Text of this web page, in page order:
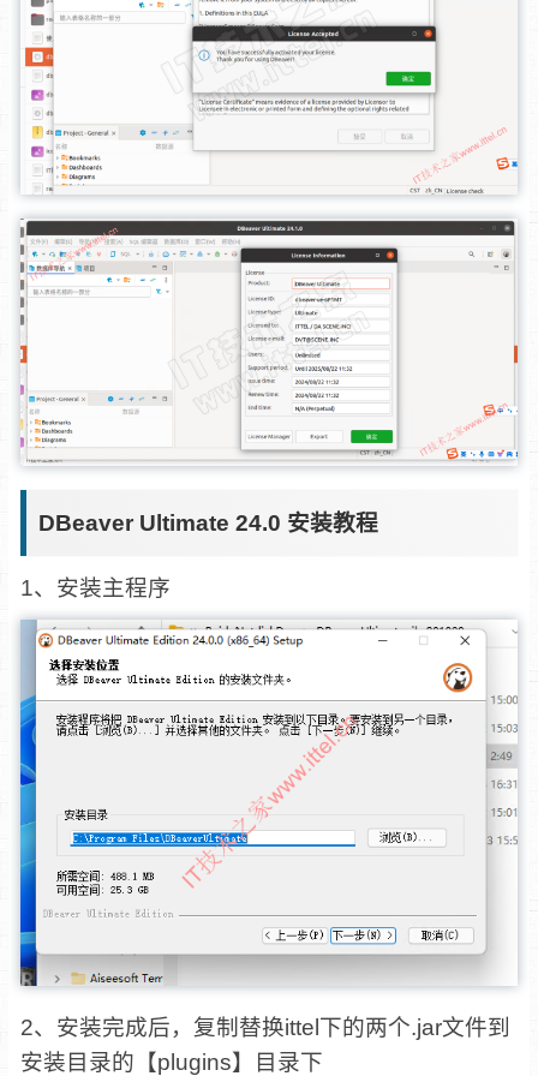
DBeaver Ultimate 24.0 安装教程
1、安装主程序
2、安装完成后，复制替换ittel下的两个.jar文件到
安装目录的【plugins】目录下